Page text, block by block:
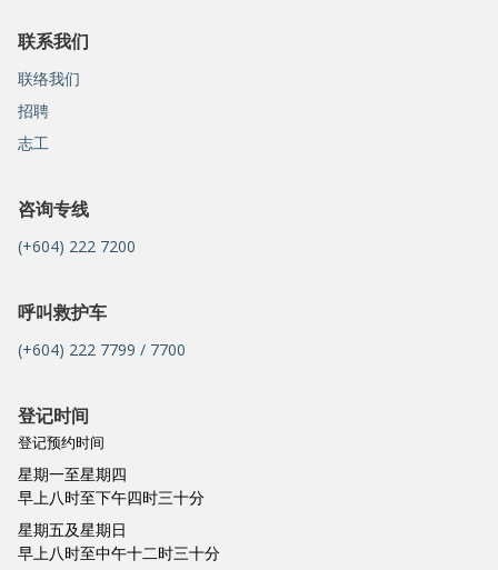
联系我们
联络我们
招聘
志工
咨询专线
(+604) 222 7200
呼叫救护车
(+604) 222 7799 / 7700
登记时间
登记预约时间
星期一至星期四
早上八时至下午四时三十分
星期五及星期日
早上八时至中午十二时三十分